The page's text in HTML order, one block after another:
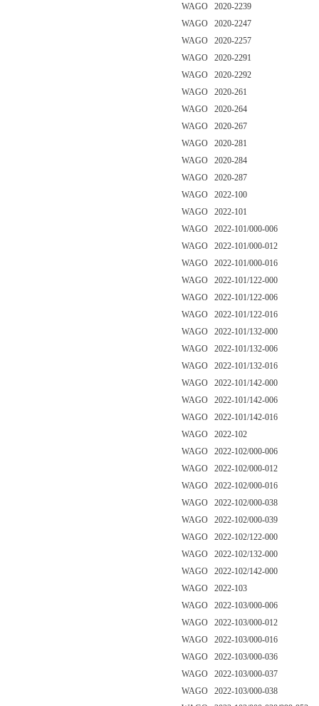
WAGO 2020-2239
WAGO 2020-2247
WAGO 2020-2257
WAGO 2020-2291
WAGO 2020-2292
WAGO 2020-261
WAGO 2020-264
WAGO 2020-267
WAGO 2020-281
WAGO 2020-284
WAGO 2020-287
WAGO 2022-100
WAGO 2022-101
WAGO 2022-101/000-006
WAGO 2022-101/000-012
WAGO 2022-101/000-016
WAGO 2022-101/122-000
WAGO 2022-101/122-006
WAGO 2022-101/122-016
WAGO 2022-101/132-000
WAGO 2022-101/132-006
WAGO 2022-101/132-016
WAGO 2022-101/142-000
WAGO 2022-101/142-006
WAGO 2022-101/142-016
WAGO 2022-102
WAGO 2022-102/000-006
WAGO 2022-102/000-012
WAGO 2022-102/000-016
WAGO 2022-102/000-038
WAGO 2022-102/000-039
WAGO 2022-102/122-000
WAGO 2022-102/132-000
WAGO 2022-102/142-000
WAGO 2022-103
WAGO 2022-103/000-006
WAGO 2022-103/000-012
WAGO 2022-103/000-016
WAGO 2022-103/000-036
WAGO 2022-103/000-037
WAGO 2022-103/000-038